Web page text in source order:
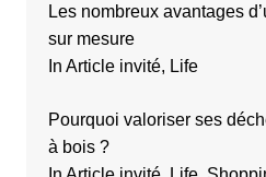
Les nombreux avantages
sur mesure
In Article invité, Life
Pourquoi valoriser ses
à bois ?